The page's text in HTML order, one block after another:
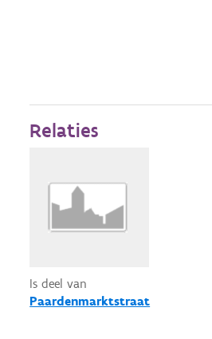
Relaties
Is deel van
Paardenmarktstraat